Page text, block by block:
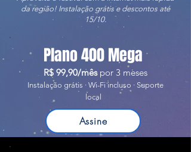
da região! Instalação grátis e descontos até
15/10.
Plano 400 Mega
R$ 99,90/mês por 3 meses
Instalação grátis · Wi-Fi incluso · Suporte
local
Assine